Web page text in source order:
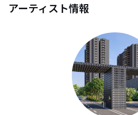
アーティスト情報